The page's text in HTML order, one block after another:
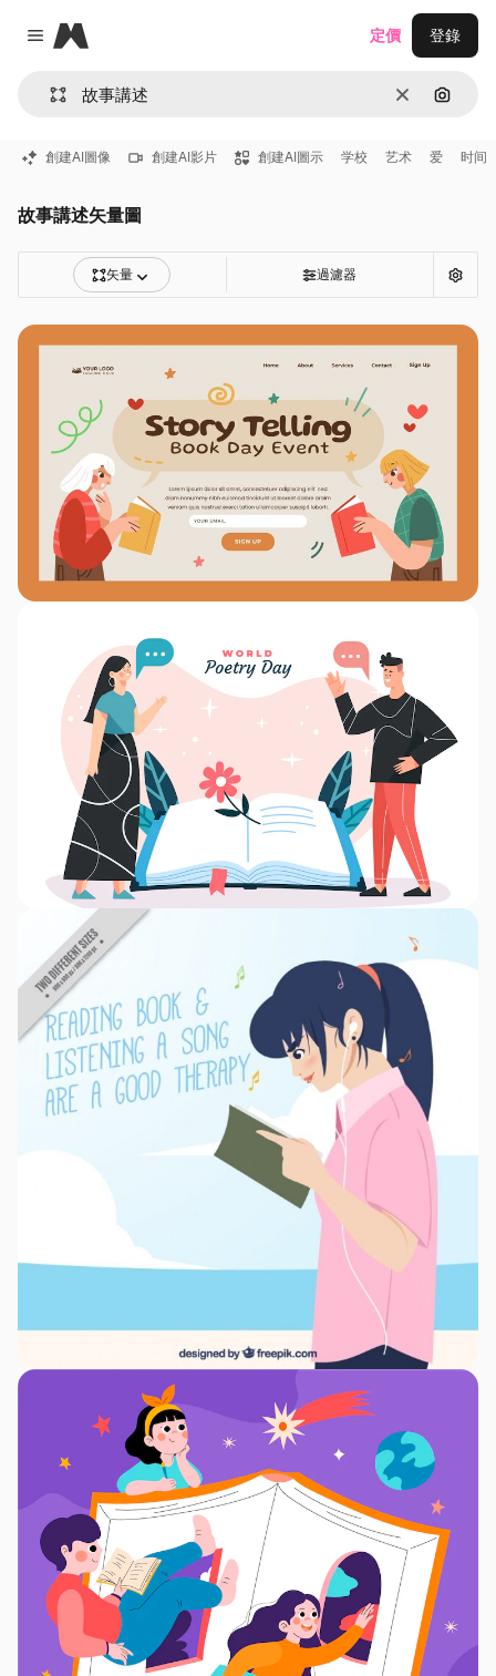
Close menu
Magnific
清除 通過圖
定價 登錄
創建AI圖像 創建AI影片 創建AI圖示 学校 艺术 爱 时间
故事講述矢量圖
矢量 過濾器